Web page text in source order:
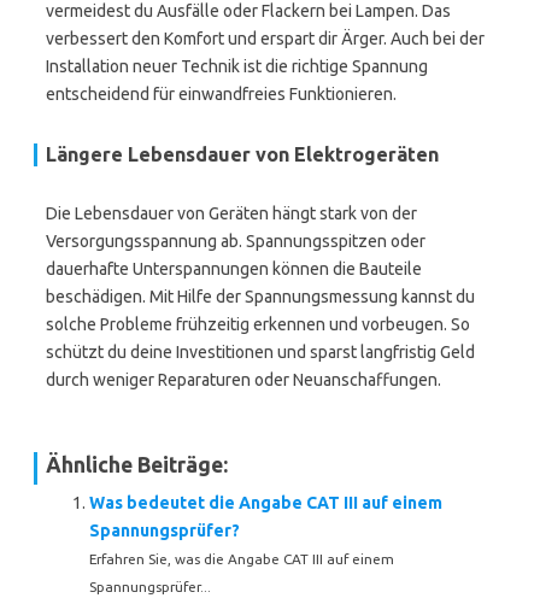
vermeidest du Ausfälle oder Flackern bei Lampen. Das
verbessert den Komfort und erspart dir Ärger. Auch bei der
Installation neuer Technik ist die richtige Spannung
entscheidend für einwandfreies Funktionieren.
Längere Lebensdauer von Elektrogeräten
Die Lebensdauer von Geräten hängt stark von der
Versorgungsspannung ab. Spannungsspitzen oder
dauerhafte Unterspannungen können die Bauteile
beschädigen. Mit Hilfe der Spannungsmessung kannst du
solche Probleme frühzeitig erkennen und vorbeugen. So
schützt du deine Investitionen und sparst langfristig Geld
durch weniger Reparaturen oder Neuanschaffungen.
Ähnliche Beiträge:
Was bedeutet die Angabe CAT III auf einem
Spannungsprüfer?
Erfahren Sie, was die Angabe CAT III auf einem
Spannungsprüfer...